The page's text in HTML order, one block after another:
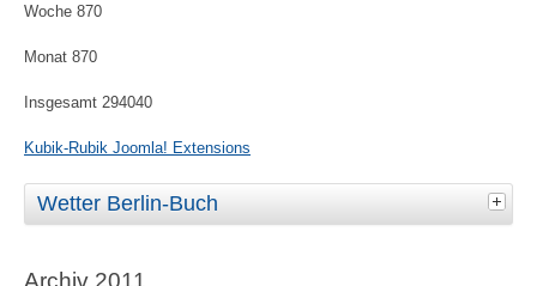
Woche 870
Monat 870
Insgesamt 294040
Kubik-Rubik Joomla! Extensions
Wetter Berlin-Buch